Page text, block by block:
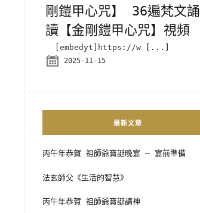
剛鎧甲心咒】 36遍梵文誦
讀【金剛鎧甲心咒】視頻
[embedyt]https://w [...]
2025-11-15
最新文章
丙午年恭賀 祖師爺寶誕晚宴 – 宴前準備
法玄師父《生活的智慧》
丙午年恭賀 祖師爺寶誕請神